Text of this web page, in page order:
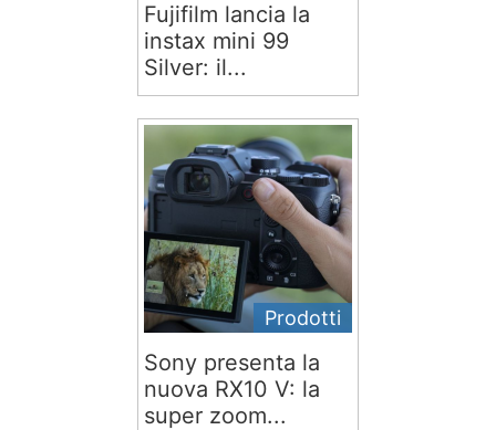
Fujifilm lancia la
instax mini 99
Silver: il...
Prodotti
Sony presenta la
nuova RX10 V: la
super zoom...